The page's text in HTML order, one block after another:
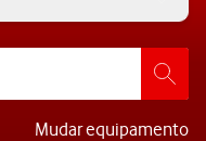
Mudar equipamento